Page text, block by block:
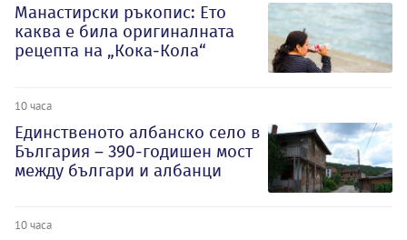
Манастирски ръкопис: Ето
каква е била оригиналната
рецепта на „Кока-Кола“
10 часа
Единственото албанско село в
България – 390-годишен мост
между българи и албанци
10 часа